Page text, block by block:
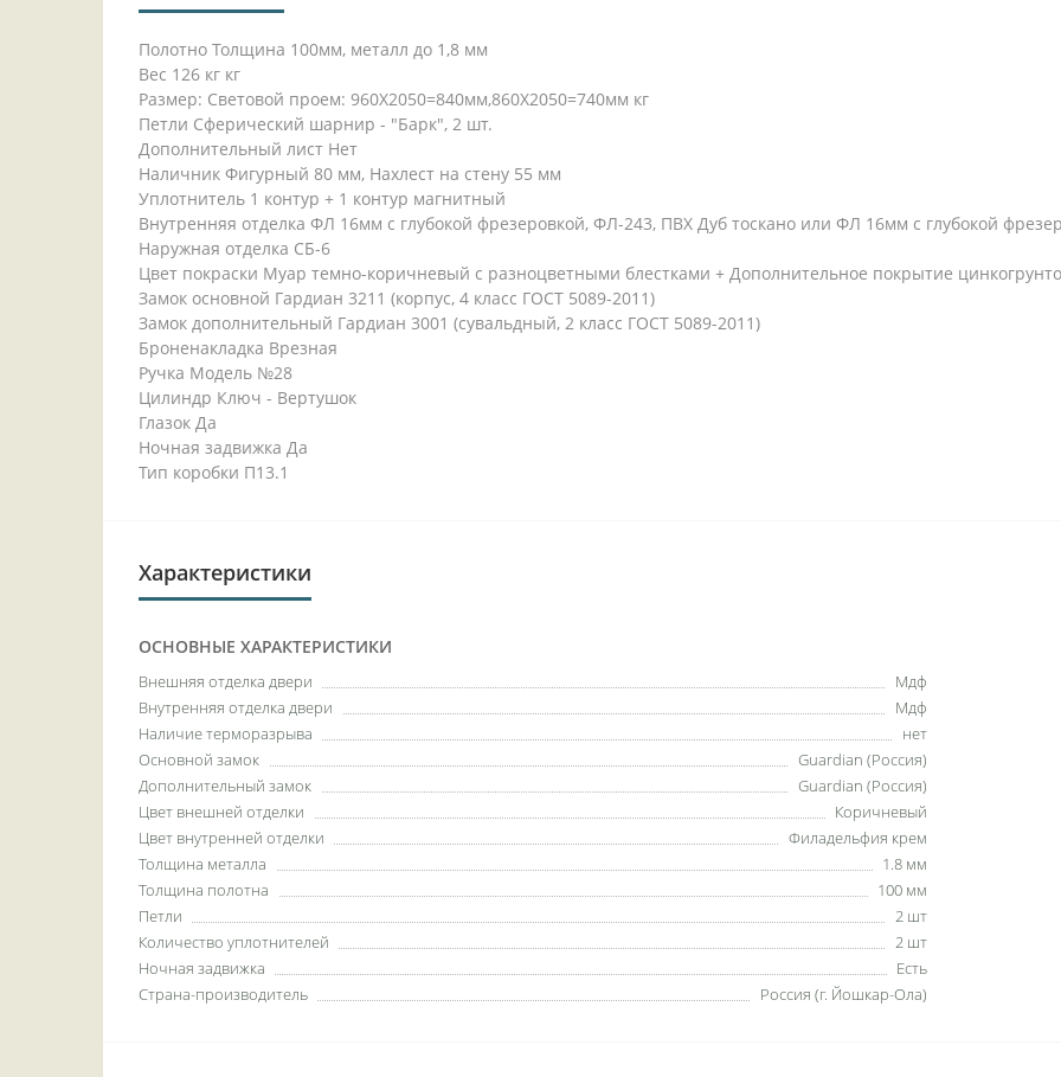
Полотно Толщина 100мм, металл до 1,8 мм
Вес 126 кг кг
Размер: Световой проем: 960Х2050=840мм,860Х2050=740мм кг
Петли Сферический шарнир - "Барк", 2 шт.
Дополнительный лист Нет
Наличник Фигурный 80 мм, Нахлест на стену 55 мм
Уплотнитель 1 контур + 1 контур магнитный
Внутренняя отделка ФЛ 16мм с глубокой фрезеровкой, ФЛ-243, ПВХ Дуб тоскано или ФЛ 16мм с глубокой
Наружная отделка СБ-6
Цвет покраски Муар темно-коричневый с разноцветными блестками + Дополнительное покрытие
Замок основной Гардиан 3211 (корпус, 4 класс ГОСТ 5089-2011)
Замок дополнительный Гардиан 3001 (сувальдный, 2 класс ГОСТ 5089-2011)
Броненакладка Врезная
Ручка Модель №28
Цилиндр Ключ - Вертушок
Глазок Да
Ночная задвижка Да
Тип коробки П13.1
Характеристики
ОСНОВНЫЕ ХАРАКТЕРИСТИКИ
Внешняя отделка двери
Мдф
Внутренняя отделка двери
Мдф
Наличие терморазрыва
нет
Основной замок
Guardian (Россия)
Дополнительный замок
Guardian (Россия)
Цвет внешней отделки
Коричневый
Цвет внутренней отделки
Филадельфия крем
Толщина металла
1.8 мм
Толщина полотна
100 мм
Петли
2 шт
Количество уплотнителей
2 шт
Ночная задвижка
Есть
Страна-производитель
Россия (г. Йошкар-Ола)